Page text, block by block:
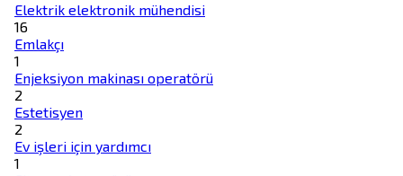
Elektrik elektronik mühendisi
16
Emlakçı
1
Enjeksiyon makinası operatörü
2
Estetisyen
2
Ev işleri için yardımcı
1